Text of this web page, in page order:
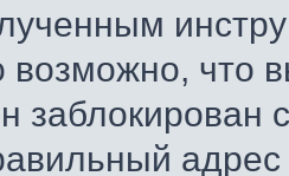
возможно, что
адрес